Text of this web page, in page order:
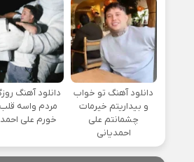
دانلود آهنگ تو خواب
و بیداریتم خیرمات
چشمانتم علی
احمدیانی
دانلود آهنگ
مردم واسه
خورم علی